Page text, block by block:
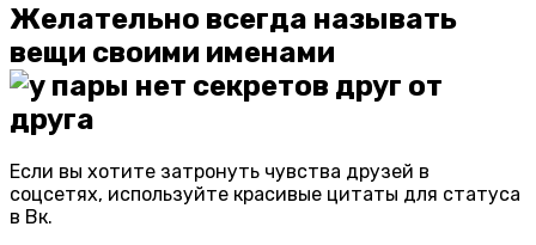
Желательно всегда называть
вещи своими именами
Если вы хотите затронуть чувства друзей в
соцсетях, используйте красивые цитаты для статуса
в Вк.